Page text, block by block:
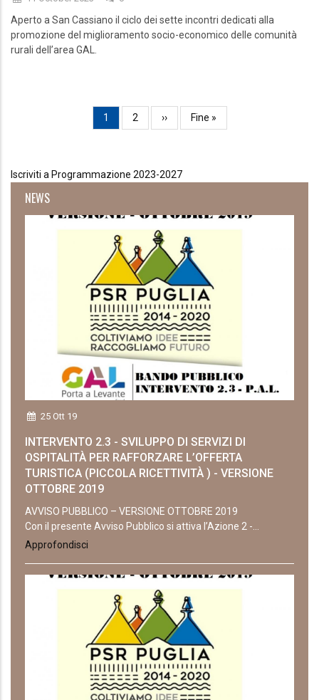
Aperto a San Cassiano il ciclo dei sette incontri dedicati alla
promozione del miglioramento socio-economico delle comunità
rurali dell’area GAL.
Pagina
attuale
1 Page
2
Pagina
successiva
››
Ultima
pagina
Fine »
Iscriviti a Programmazione 2023-2027
NEWS
25 Ott 19
INTERVENTO 2.3 - SVILUPPO DI SERVIZI DI
OSPITALITÀ PER RAFFORZARE L’OFFERTA
TURISTICA (PICCOLA RICETTIVITÀ ) - VERSIONE
OTTOBRE 2019
AVVISO PUBBLICO – VERSIONE OTTOBRE 2019
Con il presente Avviso Pubblico si attiva l’Azione 2 -...
Approfondisci